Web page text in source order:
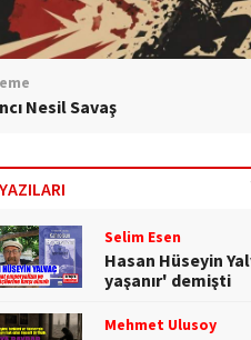
Nesil Savaş
Selim Esen
Hasan Hüseyin
yaşanır' demişti
Mehmet Ulusoy